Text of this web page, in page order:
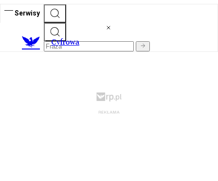
Serwisy
Cyfrowa